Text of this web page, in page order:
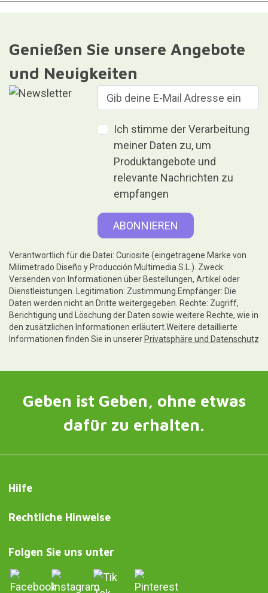
Genießen Sie unsere Angebote
und Neuigkeiten
Ich stimme der Verarbeitung
meiner Daten zu, um
Produktangebote und
relevante Nachrichten zu
empfangen
Verantwortlich für die Datei: Curiosite (eingetragene Marke von
Milimetrado Diseño y Producción Multimedia S.L.). Zweck:
Versenden von Informationen über Bestellungen, Artikel oder
Dienstleistungen. Legitimation: Zustimmung.Empfänger: Die
Daten werden nicht an Dritte weitergegeben. Rechte: Zugriff,
Berichtigung und Löschung der Daten sowie weitere Rechte, wie in
den zusätzlichen Informationen erläutert.Weitere detaillierte
Informationen finden Sie in unserer Privatsphäre und Datenschutz
Geben ist Geben, ohne etwas
dafür zu erhalten.
Hilfe
Rechtliche Hinweise
Folgen Sie uns unter